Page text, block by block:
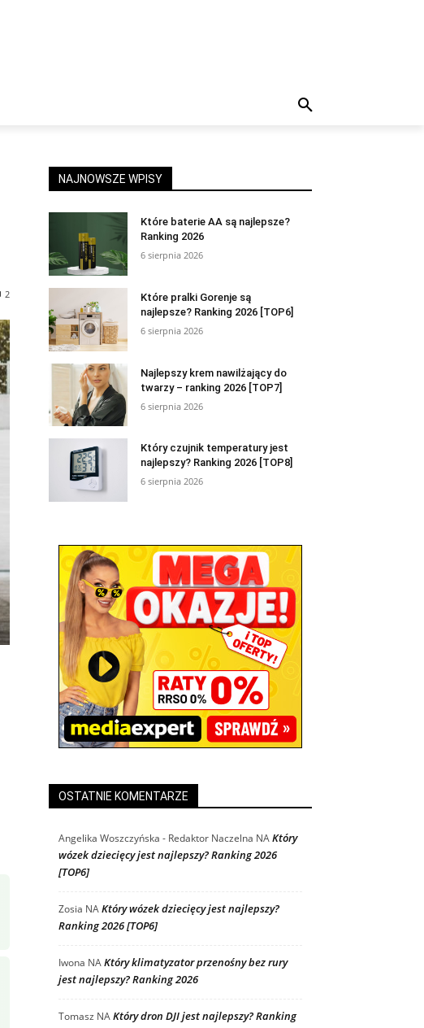
2
NAJNOWSZE WPISY
Które baterie AA są najlepsze?
Ranking 2026
6 sierpnia 2026
Które pralki Gorenje są
najlepsze? Ranking 2026 [TOP6]
6 sierpnia 2026
Najlepszy krem nawilżający do
twarzy – ranking 2026 [TOP7]
6 sierpnia 2026
Który czujnik temperatury jest
najlepszy? Ranking 2026 [TOP8]
6 sierpnia 2026
OSTATNIE KOMENTARZE
Angelika Woszczyńska - Redaktor Naczelna NAKtóry
wózek dziecięcy jest najlepszy? Ranking 2026
[TOP6]
Zosia NAKtóry wózek dziecięcy jest najlepszy?
Ranking 2026 [TOP6]
Iwona NAKtóry klimatyzator przenośny bez rury
jest najlepszy? Ranking 2026
Tomasz NAKtóry dron DJI jest najlepszy? Ranking